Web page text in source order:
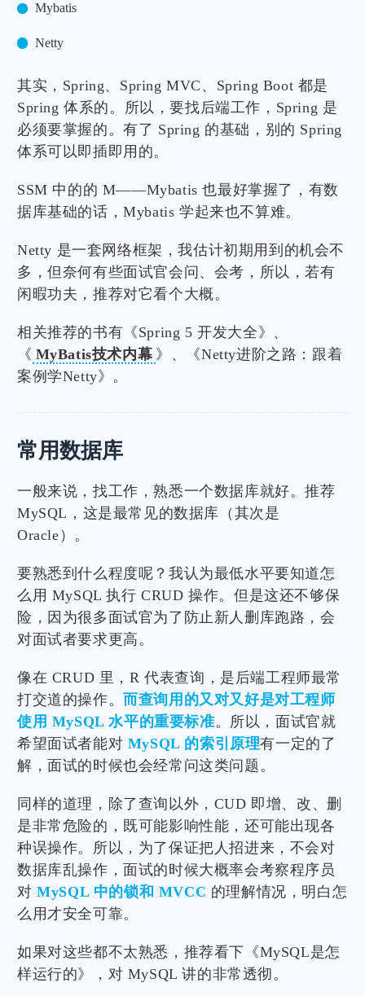
Mybatis
Netty
其实，Spring、Spring MVC、Spring Boot 都是
Spring 体系的。所以，要找后端工作，Spring 是
必须要掌握的。有了 Spring 的基础，别的 Spring
体系可以即插即用的。
SSM 中的的 M——Mybatis 也最好掌握了，有数
据库基础的话，Mybatis 学起来也不算难。
Netty 是一套网络框架，我估计初期用到的机会不
多，但奈何有些面试官会问、会考，所以，若有
闲暇功夫，推荐对它看个大概。
相关推荐的书有《Spring 5 开发大全》、
《 MyBatis技术内幕 》、《Netty进阶之路：跟着
案例学Netty》。
常用数据库
一般来说，找工作，熟悉一个数据库就好。推荐
MySQL，这是最常见的数据库（其次是
Oracle）。
要熟悉到什么程度呢？我认为最低水平要知道怎
么用 MySQL 执行 CRUD 操作。但是这还不够保
险，因为很多面试官为了防止新人删库跑路，会
对面试者要求更高。
像在 CRUD 里，R 代表查询，是后端工程师最常
打交道的操作。而查询用的又对又好是对工程师
使用 MySQL 水平的重要标准。所以，面试官就
希望面试者能对 MySQL 的索引原理有一定的了
解，面试的时候也会经常问这类问题。
同样的道理，除了查询以外，CUD 即增、改、删
是非常危险的，既可能影响性能，还可能出现各
种误操作。所以，为了保证把人招进来，不会对
数据库乱操作，面试的时候大概率会考察程序员
对MySQL 中的锁和 MVCC 的理解情况，明白怎
么用才安全可靠。
如果对这些都不太熟悉，推荐看下《MySQL是怎
样运行的》，对 MySQL 讲的非常透彻。